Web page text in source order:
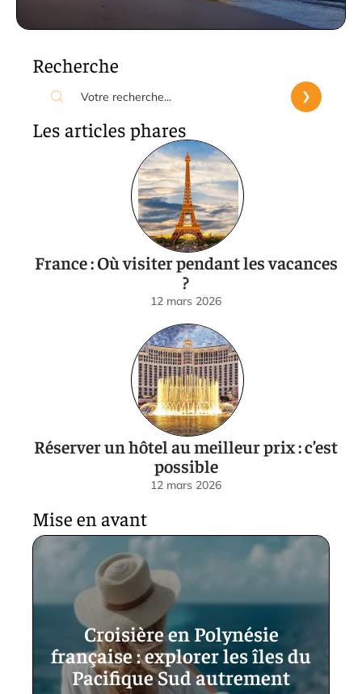
Recherche
Les articles phares
France : Où visiter pendant les vacances
?
12 mars 2026
Réserver un hôtel au meilleur prix : c’est
possible
12 mars 2026
Mise en avant
Croisière en Polynésie
française : explorer les îles du
Pacifique Sud autrement